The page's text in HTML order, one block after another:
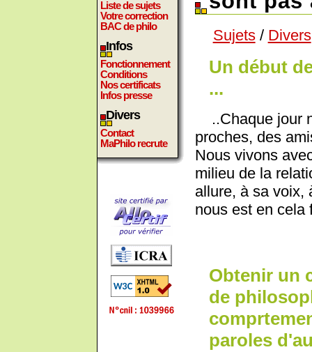
Liste de sujets
Votre correction
BAC de philo
Infos
Fonctionnement
Conditions
Nos certificats
Infos presse
Divers
Contact
MaPhilo recrute
Sujets/ Divers
Un début
...
..Chaque jour
proches, des
Nous vivons
milieu de la
allure, à sa voix,
nous est en cela
Obtenir un
de
paroles